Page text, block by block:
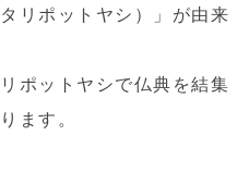
リポットヤシ）」が由来
ポットヤシで仏典を結集
ます。